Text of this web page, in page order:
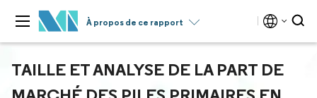
À propos de ce rapport
TAILLE ET ANALYSE DE LA PART DE